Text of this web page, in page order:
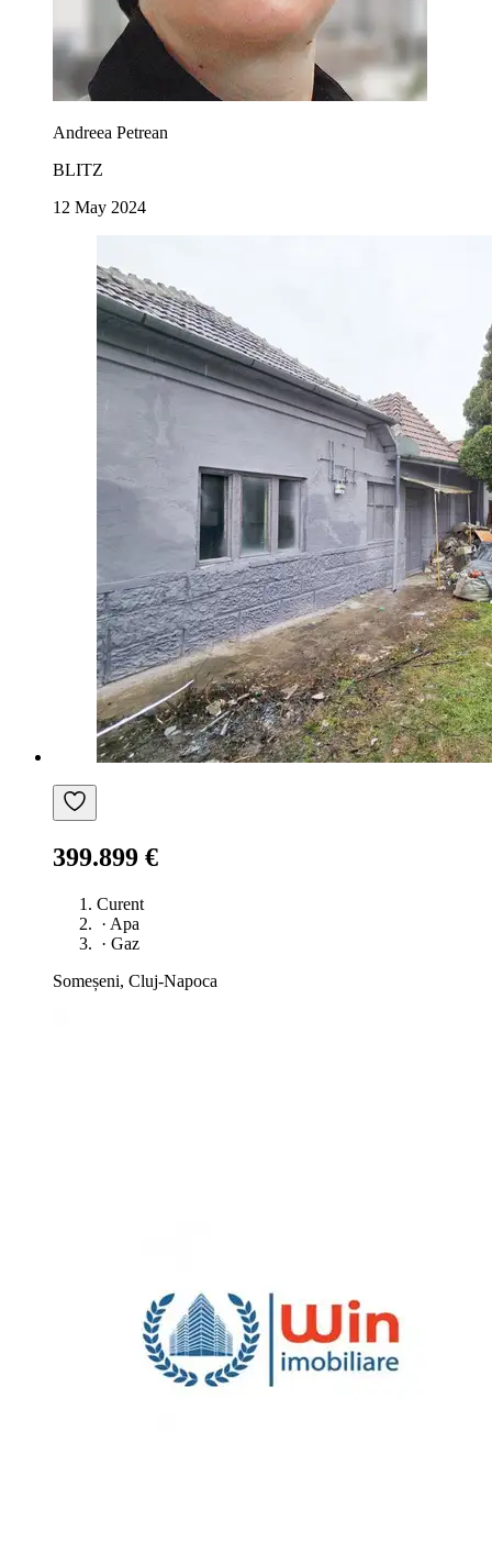
Andreea Petrean
BLITZ
12 May 2024
399.899 €
Curent
· Apa
· Gaz
Someșeni, Cluj-Napoca